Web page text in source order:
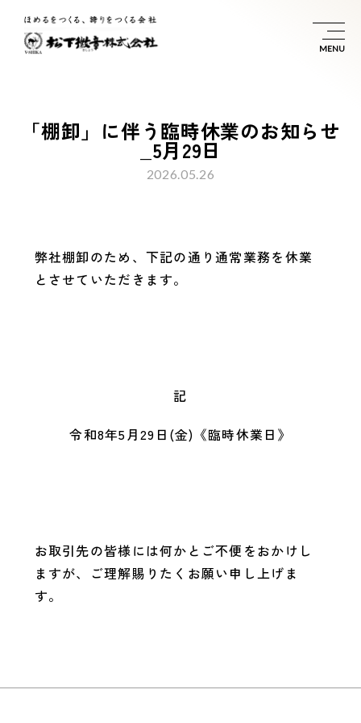
「棚卸 」 に伴 う 臨時休業のお知らせ
_5月29日
2026.05.26
弊社棚卸のため、下記の通り通常業務を休業
とさせていただきます。
記
令和8年5月29日(金)《臨時休業日》
お取引先の皆様には何かとご不便をおかけし
ますが、ご理解賜りたくお願い申し上げま
す。